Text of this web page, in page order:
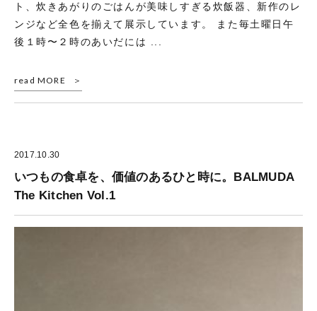
ト、炊きあがりのごはんが美味しすぎる炊飯器、新作のレ
ンジなど全色を揃えて展示しています。 また毎土曜日午
後１時〜２時のあいだには ...
read MORE
2017.10.30
いつもの食卓を、価値のあるひと時に。BALMUDA
The Kitchen Vol.1